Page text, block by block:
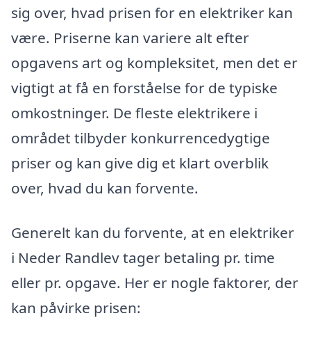
sig over, hvad prisen for en elektriker kan
være. Priserne kan variere alt efter
opgavens art og kompleksitet, men det er
vigtigt at få en forståelse for de typiske
omkostninger. De fleste elektrikere i
området tilbyder konkurrencedygtige
priser og kan give dig et klart overblik
over, hvad du kan forvente.
Generelt kan du forvente, at en elektriker
i Neder Randlev tager betaling pr. time
eller pr. opgave. Her er nogle faktorer, der
kan påvirke prisen: